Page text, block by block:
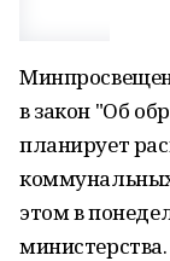
в закон "Об
планирует
коммунальных
этом в
министерства.